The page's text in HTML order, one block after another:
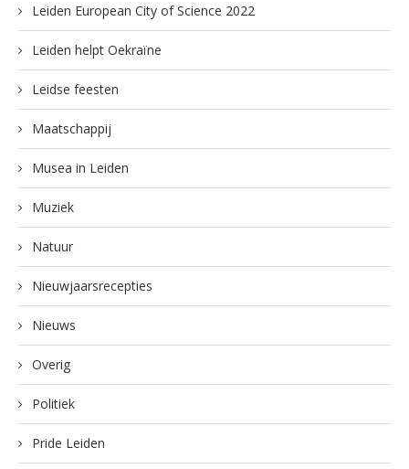
Leiden European City of Science 2022
Leiden helpt Oekraïne
Leidse feesten
Maatschappij
Musea in Leiden
Muziek
Natuur
Nieuwjaarsrecepties
Nieuws
Overig
Politiek
Pride Leiden